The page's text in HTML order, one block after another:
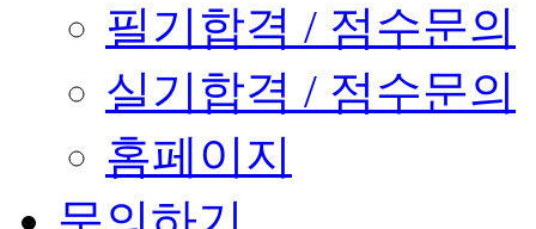
필기합격 / 점수문의
실기합격 / 점수문의
홈페이지